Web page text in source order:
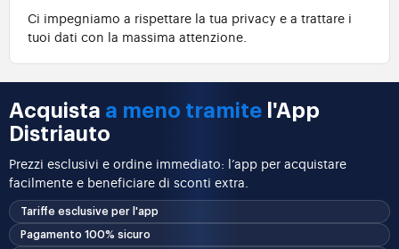
Ci impegniamo a rispettare la tua privacy e a trattare i
tuoi dati con la massima attenzione.
Acquista a meno tramite l'App
Distriauto
Prezzi esclusivi e ordine immediato: l’app per acquistare
facilmente e beneficiare di sconti extra.
Tariffe esclusive per l'app
Pagamento 100% sicuro